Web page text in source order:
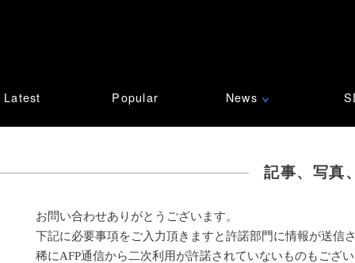
Latest Popular News ∨
記事、写真
お問い合わせありがとうございます。
下記に必要事項をご入力頂きますと許諾部門に情報が送信
稀にAFP通信から二次利用が許諾されていないものもござ